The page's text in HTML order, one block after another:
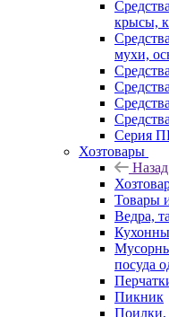
крысы,
мухи,
Серия
Хозтовары
Назад
Товары
Ведра,
посуда
Пикник
Поилки,